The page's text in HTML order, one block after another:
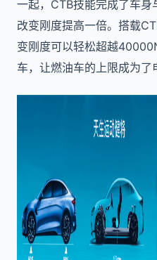
一起，CTB技能完成了车
改变刚度提高一倍。搭载
变刚度可以轻松超越
车，让燃油车的上限成为了